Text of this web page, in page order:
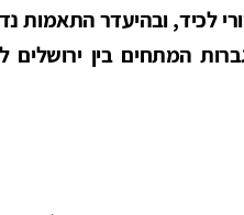
לכיד, ובהיעדר התאמות
המתחים בין ירושלים